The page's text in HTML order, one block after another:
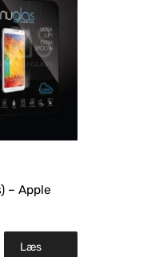
– Apple
Læs